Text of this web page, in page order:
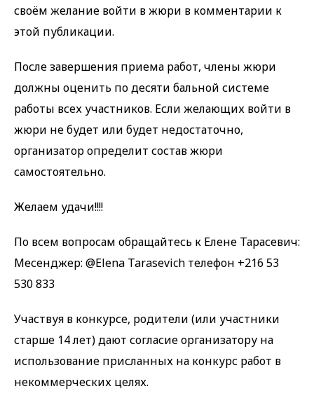
своём желание войти в жюри в комментарии к
этой публикации.
После завершения приема работ, члены жюри
должны оценить по десяти бальной системе
работы всех участников. Если желающих войти в
жюри не будет или будет недостаточно,
организатор определит состав жюри
самостоятельно.
Желаем удачи!!!!
По всем вопросам обращайтесь к Елене Тарасевич:
Месенджер: @Elena Tarasevich телефон +216 53
530 833
Участвуя в конкурсе, родители (или участники
старше 14 лет) дают согласие организатору на
использование присланных на конкурс работ в
некоммерческих целях.